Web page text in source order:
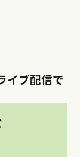
イブ配信で